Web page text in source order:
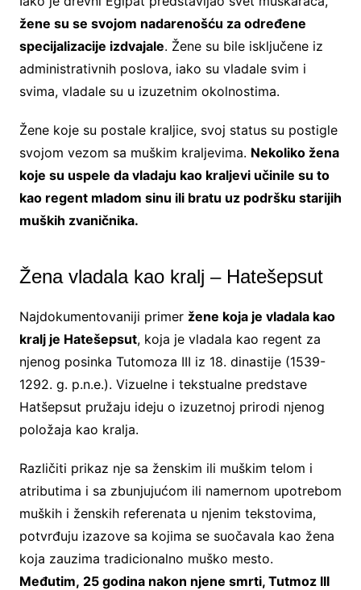
žene su se svojom nadarenošću za određene
specijalizacije izdvajale. Žene su bile isključene iz
administrativnih poslova, iako su vladale svim i
svima, vladale su u izuzetnim okolnostima.
Žene koje su postale kraljice, svoj status su postigle
svojom vezom sa muškim kraljevima. Nekoliko žena
koje su uspele da vladaju kao kraljevi učinile su to
kao regent mladom sinu ili bratu uz podršku starijih
muških zvaničnika.
Žena vladala kao kralj – Hatešepsut
Najdokumentovaniji primer žene koja je vladala kao
kralj je Hatešepsut, koja je vladala kao regent za
njenog posinka Tutomoza III iz 18. dinastije (1539-
1292. g. p.n.e.). Vizuelne i tekstualne predstave
Hatšepsut pružaju ideju o izuzetnoj prirodi njenog
položaja kao kralja.
Različiti prikaz nje sa ženskim ili muškim telom i
atributima i sa zbunjujućom ili namernom upotrebom
muških i ženskih referenata u njenim tekstovima,
potvrđuju izazove sa kojima se suočavala kao žena
koja zauzima tradicionalno muško mesto.
Međutim, 25 godina nakon njene smrti, Tutmoz III